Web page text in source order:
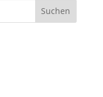
Suchen